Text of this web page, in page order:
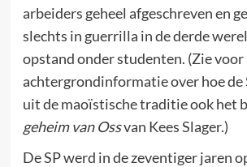
arbeiders geheel afgeschreven en
slechts in guerrilla in de derde
opstand onder studenten. (Zie voor
achtergrondinformatie over hoe de
uit de maoïstische traditie ook het
geheim van Ossvan Kees Slager.)
De SP werd in de zeventiger jaren